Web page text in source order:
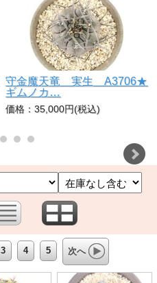
守金魔天竜 実生 A3706★
ギムノカ…
価格：35,000円(税込)
3 4 5 次へ